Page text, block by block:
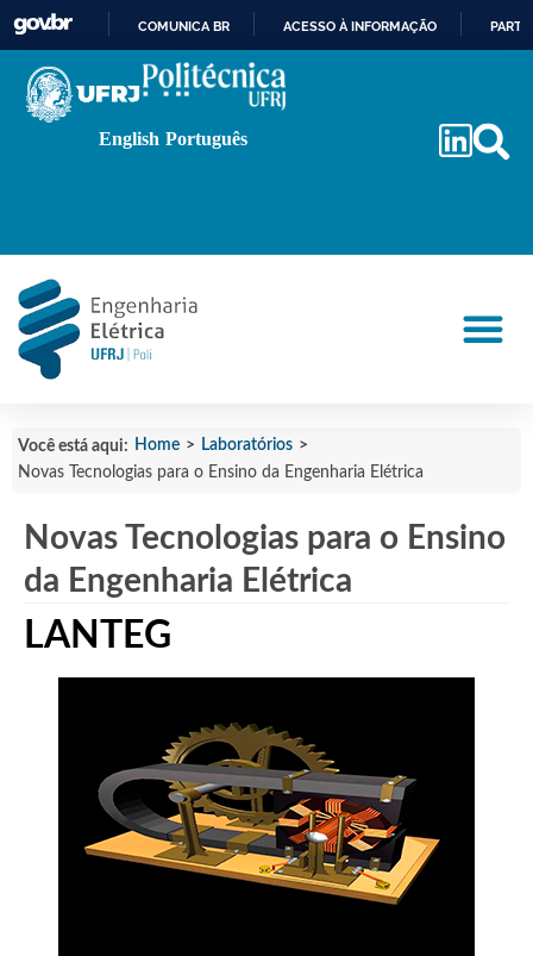
PARA
COMUNICA BR ACESSO À INFORMAÇÃO
English Português
Você está aqui: Home > Laboratórios >
Novas Tecnologias para o Ensino da Engenharia Elétrica
Novas Tecnologias para o Ensino
da Engenharia Elétrica
LANTEG